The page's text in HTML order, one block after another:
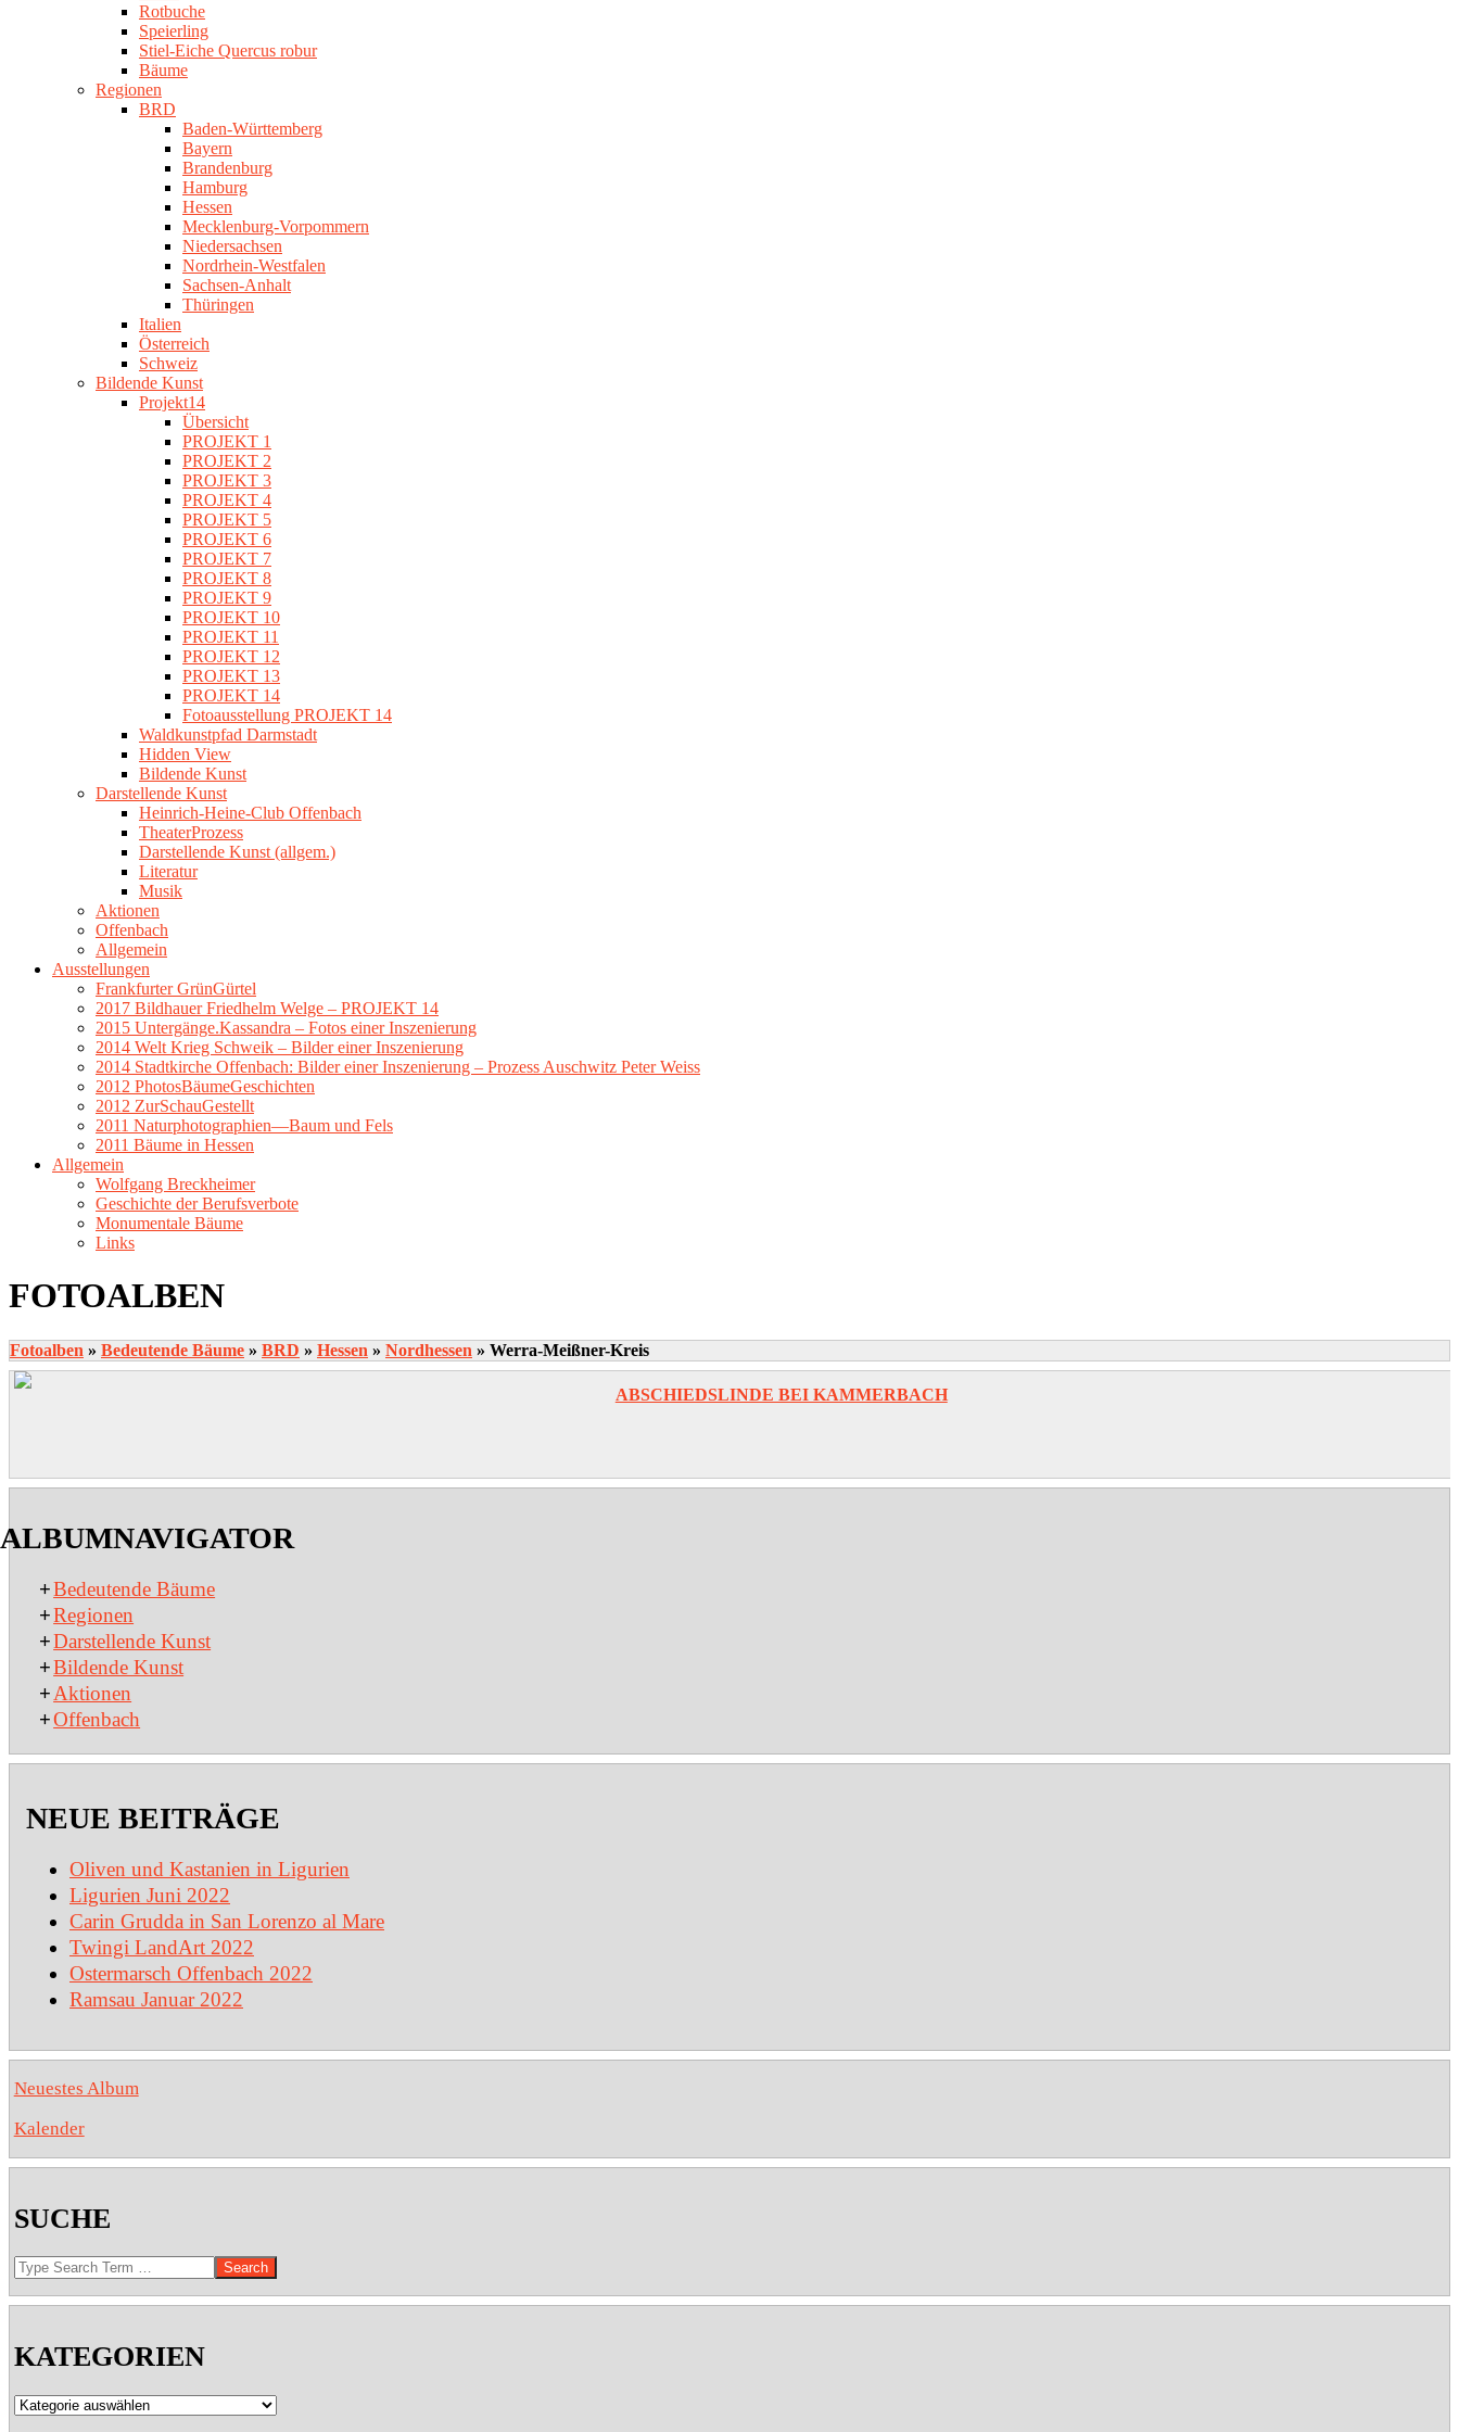
Rotbuche
Speierling
Stiel-Eiche Quercus robur
Bäume
Regionen
BRD
Baden-Württemberg
Bayern
Brandenburg
Hamburg
Hessen
Mecklenburg-Vorpommern
Niedersachsen
Nordrhein-Westfalen
Sachsen-Anhalt
Thüringen
Italien
Österreich
Schweiz
Bildende Kunst
Projekt14
Übersicht
PROJEKT 1
PROJEKT 2
PROJEKT 3
PROJEKT 4
PROJEKT 5
PROJEKT 6
PROJEKT 7
PROJEKT 8
PROJEKT 9
PROJEKT 10
PROJEKT 11
PROJEKT 12
PROJEKT 13
PROJEKT 14
Fotoausstellung PROJEKT 14
Waldkunstpfad Darmstadt
Hidden View
Bildende Kunst
Darstellende Kunst
Heinrich-Heine-Club Offenbach
TheaterProzess
Darstellende Kunst (allgem.)
Literatur
Musik
Aktionen
Offenbach
Allgemein
Ausstellungen
Frankfurter GrünGürtel
2017 Bildhauer Friedhelm Welge – PROJEKT 14
2015 Untergänge.Kassandra – Fotos einer Inszenierung
2014 Welt Krieg Schweik – Bilder einer Inszenierung
2014 Stadtkirche Offenbach: Bilder einer Inszenierung – Prozess Auschwitz Peter Weiss
2012 PhotosBäumeGeschichten
2012 ZurSchauGestellt
2011 Naturphotographien—Baum und Fels
2011 Bäume in Hessen
Allgemein
Wolfgang Breckheimer
Geschichte der Berufsverbote
Monumentale Bäume
Links
FOTOALBEN
Fotoalben » Bedeutende Bäume » BRD » Hessen » Nordhessen » Werra-Meißner-Kreis
ABSCHIEDSLINDE BEI KAMMERBACH
15
ALBUMNAVIGATOR
+Bedeutende Bäume
+Regionen
+Darstellende Kunst
+Bildende Kunst
+Aktionen
+Offenbach
NEUE BEITRÄGE
Oliven und Kastanien in Ligurien
Ligurien Juni 2022
Carin Grudda in San Lorenzo al Mare
Twingi LandArt 2022
Ostermarsch Offenbach 2022
Ramsau Januar 2022
Neuestes Album
Kalender
SUCHE
Search
KATEGORIEN
Kategorien